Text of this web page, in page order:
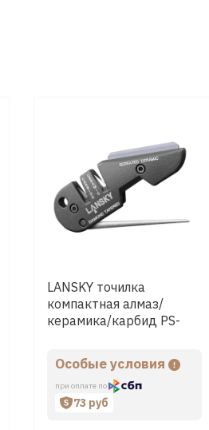
LANSKY точилка
компактная алмаз/
керамика/карбид PS-
Особые условия
при оплате по
73 руб